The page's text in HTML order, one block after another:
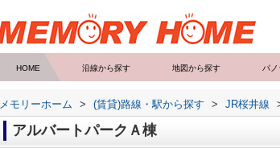
HOME 沿線から探す 地図から探す パノ
メモリーホーム > (賃貸)路線・駅から探す > JR桜井線
アルバートパークＡ棟